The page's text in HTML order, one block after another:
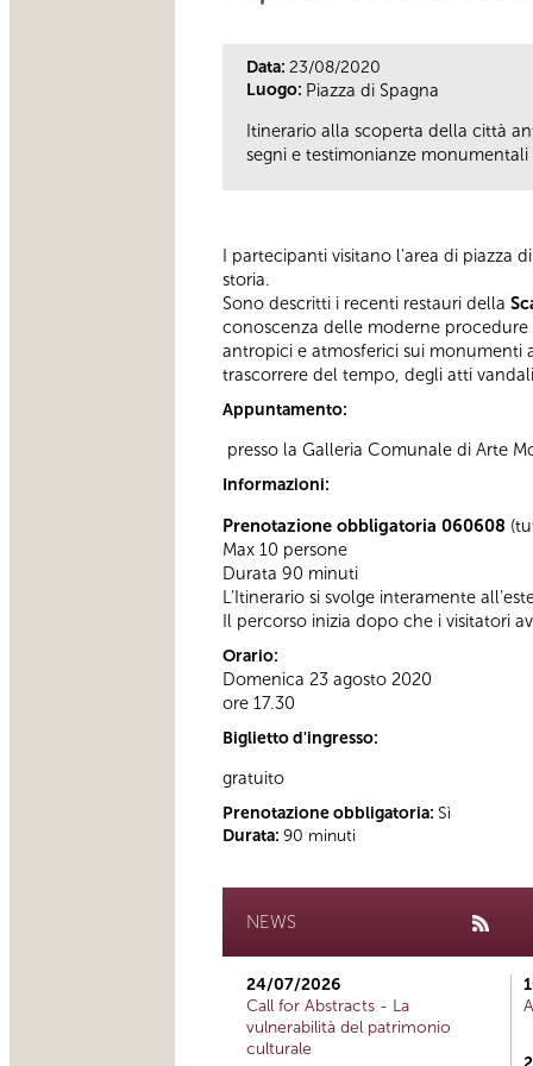
Data: 23/08/2020
Luogo: Piazza di Spagna
Itinerario alla scoperta della città
segni e testimonianze
I partecipanti visitano l’area di piazza
storia.
Sono descritti i recenti restauri della
conoscenza delle moderne
antropici e atmosferici sui monumenti
trascorrere del tempo, degli atti
Appuntamento:
presso la Galleria Comunale di Arte
Informazioni:
Prenotazione obbligatoria 060608
Max 10 persone
Durata 90 minuti
L’Itinerario si svolge interamente
Il percorso inizia dopo che i visitatori
Orario:
Domenica 23 agosto 2020
ore 17.30
Biglietto d'ingresso:
gratuito
Prenotazione obbligatoria: Sì
Durata: 90 minuti
NEWS
24/07/2026
Call for Abstracts - La
vulnerabilità del patrimonio
culturale